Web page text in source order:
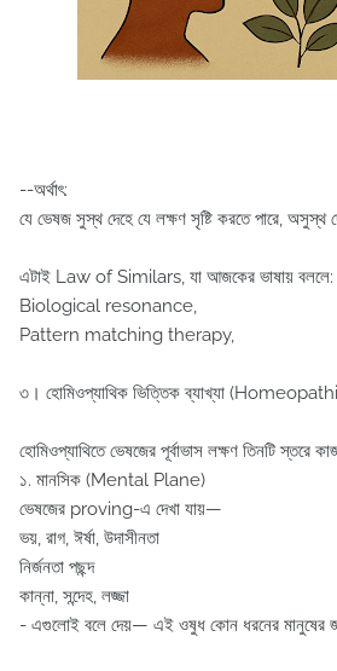
--অর্থাৎ:
যে ভেষজ সুস্থ দেহে যে লক্ষণ সৃষ্টি করতে পারে, অসুস্থ
এটাই Law of Similars, যা আজকের ভাষায় বললে:
Biological resonance,
Pattern matching therapy,
৩️। হোমিওপ্যাথিক ভিত্তিক ব্যাখ্যা
হোমিওপ্যাথিতে ভেষজের পূর্বাভাস লক্ষণ তিনটি স্তরে
১. মানসিক (Mental Plane)
ভেষজের proving-এ দেখা যায়—
ভয়, রাগ, ঈর্ষা, উদাসীনতা
নির্জনতা পছন্দ
কান্না, সন্দেহ, লজ্জা
- এগুলোই বলে দেয়— এই ওষুধ কোন ধরনের মানুষের